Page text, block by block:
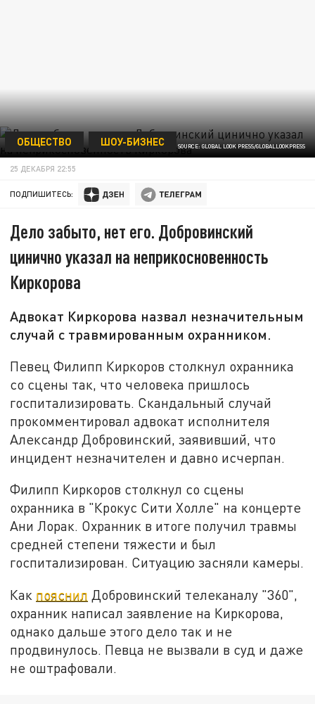
© KOMSOMOLSKAYA PRAVDA SOURCE: GLOBAL LOOK PRESS/GLOBALLOOKPRESS
ОБЩЕСТВО ШОУ-БИЗНЕС
25 ДЕКАБРЯ 22:55
ПОДПИШИТЕСЬ:
Дело забыто, нет его. Добровинский
цинично указал на неприкосновенность
Киркорова
Адвокат Киркорова назвал незначительным
случай с травмированным охранником.
Певец Филипп Киркоров столкнул охранника
со сцены так, что человека пришлось
госпитализировать. Скандальный случай
прокомментировал адвокат исполнителя
Александр Добровинский, заявивший, что
инцидент незначителен и давно исчерпан.
Филипп Киркоров столкнул со сцены
охранника в "Крокус Сити Холле" на концерте
Ани Лорак. Охранник в итоге получил травмы
средней степени тяжести и был
госпитализирован. Ситуацию засняли камеры.
Как пояснил Добровинский телеканалу "360",
охранник написал заявление на Киркорова,
однако дальше этого дело так и не
продвинулось. Певца не вызвали в суд и даже
не оштрафовали.